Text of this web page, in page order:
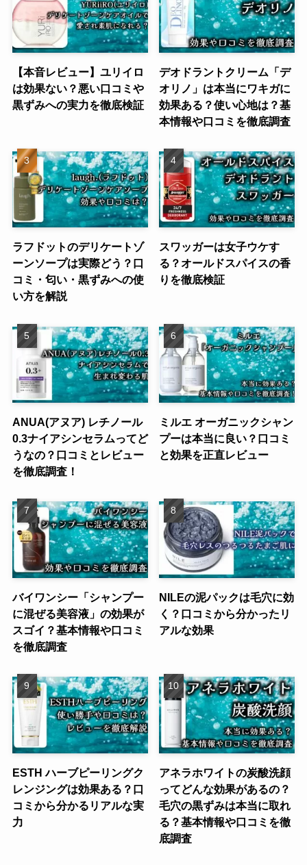
【本音レビュー】ユリイロ
は効果ない？悪い口コミや
黒ずみへの実力を徹底検証
デオドラントクリーム「デ
オリノ」は本当にワキガに
効果ある？使い心地は？基
本情報や口コミを徹底調査
ラフドットのデリケートゾ
ーンソープは実際どう？口
コミ・匂い・黒ずみへの使
い方を解説
スワッガーは女子ウケす
る？オールドスパイスの香
りを徹底検証
ANUA(アヌア) レチノール
0.3ナイアシンセラムってど
うなの？口コミとレビュー
を徹底調査！
ミルエ オーガニックシャン
プーは本当に良い？口コミ
と効果を正直レビュー
バイワンシー「シャンプー
に混ぜる美容液」の効果が
スゴイ？基本情報や口コミ
を徹底調査
NILEの泥パックは毛穴に効
く？口コミから分かったリ
アルな効果
ESTH ハーブピーリングク
レンジングは効果ある？口
コミから分かるリアルな実
力
アネラホワイトの炭酸洗顔
ってどんな効果があるの？
毛穴の黒ずみは本当に取れ
る？基本情報や口コミを徹
底調査